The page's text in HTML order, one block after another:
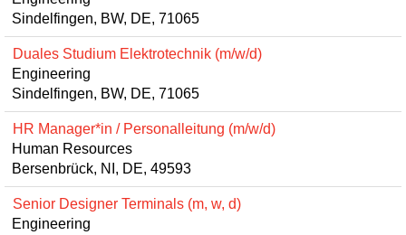
Sindelfingen, BW, DE, 71065
Duales Studium Elektrotechnik (m/w/d)
Engineering
Sindelfingen, BW, DE, 71065
HR Manager*in / Personalleitung (m/w/d)
Human Resources
Bersenbrück, NI, DE, 49593
Senior Designer Terminals (m, w, d)
Engineering